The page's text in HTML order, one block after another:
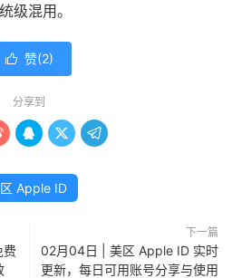
级混用。
 赞(2)
分享到
  
Apple ID
下一篇
02月04日 | 美区 Apple ID 实时
更新，每日可用账号分享与使用